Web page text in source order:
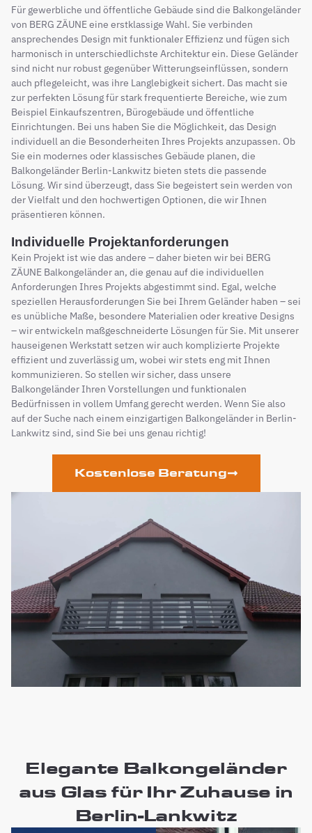
Für gewerbliche und öffentliche Gebäude sind die Balkongeländer
von BERG ZÄUNE eine erstklassige Wahl. Sie verbinden
ansprechendes Design mit funktionaler Effizienz und fügen sich
harmonisch in unterschiedlichste Architektur ein. Diese Geländer
sind nicht nur robust gegenüber Witterungseinflüssen, sondern
auch pflegeleicht, was ihre Langlebigkeit sichert. Das macht sie
zur perfekten Lösung für stark frequentierte Bereiche, wie zum
Beispiel Einkaufszentren, Bürogebäude und öffentliche
Einrichtungen. Bei uns haben Sie die Möglichkeit, das Design
individuell an die Besonderheiten Ihres Projekts anzupassen. Ob
Sie ein modernes oder klassisches Gebäude planen, die
Balkongeländer Berlin-Lankwitz bieten stets die passende
Lösung. Wir sind überzeugt, dass Sie begeistert sein werden von
der Vielfalt und den hochwertigen Optionen, die wir Ihnen
präsentieren können.
Individuelle Projektanforderungen
Kein Projekt ist wie das andere – daher bieten wir bei BERG
ZÄUNE Balkongeländer an, die genau auf die individuellen
Anforderungen Ihres Projekts abgestimmt sind. Egal, welche
speziellen Herausforderungen Sie bei Ihrem Geländer haben – sei
es unübliche Maße, besondere Materialien oder kreative Designs
– wir entwickeln maßgeschneiderte Lösungen für Sie. Mit unserer
hauseigenen Werkstatt setzen wir auch komplizierte Projekte
effizient und zuverlässig um, wobei wir stets eng mit Ihnen
kommunizieren. So stellen wir sicher, dass unsere
Balkongeländer Ihren Vorstellungen und funktionalen
Bedürfnissen in vollem Umfang gerecht werden. Wenn Sie also
auf der Suche nach einem einzigartigen Balkongeländer in Berlin-
Lankwitz sind, sind Sie bei uns genau richtig!
Kostenlose Beratung
Elegante Balkongeländer
aus Glas für Ihr Zuhause in
Berlin-Lankwitz